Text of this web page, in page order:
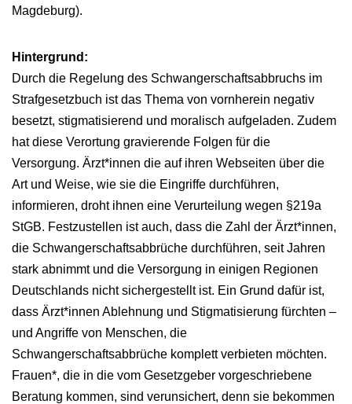
Magdeburg).
Hintergrund:
Durch die Regelung des Schwangerschaftsabbruchs im
Strafgesetzbuch ist das Thema von vornherein negativ
besetzt, stigmatisierend und moralisch aufgeladen. Zudem
hat diese Verortung gravierende Folgen für die
Versorgung. Ärzt*innen die auf ihren Webseiten über die
Art und Weise, wie sie die Eingriffe durchführen,
informieren, droht ihnen eine Verurteilung wegen §219a
StGB. Festzustellen ist auch, dass die Zahl der Ärzt*innen,
die Schwangerschaftsabbrüche durchführen, seit Jahren
stark abnimmt und die Versorgung in einigen Regionen
Deutschlands nicht sichergestellt ist. Ein Grund dafür ist,
dass Ärzt*innen Ablehnung und Stigmatisierung fürchten –
und Angriffe von Menschen, die
Schwangerschaftsabbrüche komplett verbieten möchten.
Frauen*, die in die vom Gesetzgeber vorgeschriebene
Beratung kommen, sind verunsichert, denn sie bekommen